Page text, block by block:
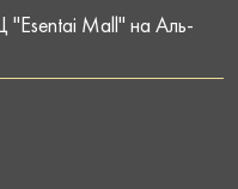
Mall" на Аль-